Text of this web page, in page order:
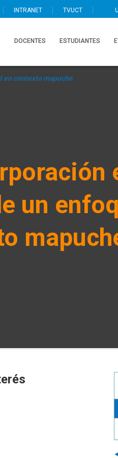
INTRANET TVUCT
DOCENTES ESTUDIANTES
en contexto mapuche
un